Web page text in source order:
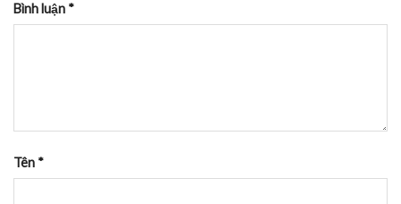
Bình luận *
Tên *